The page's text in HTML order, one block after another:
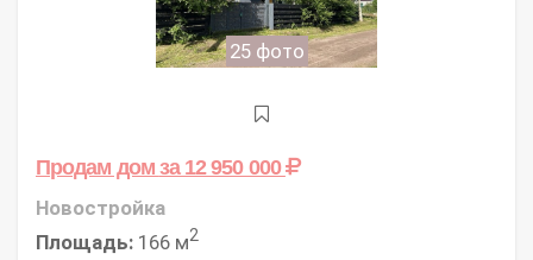
25 фото
Продам домза 12 950 000
Новостройка
Площадь: 166 м2